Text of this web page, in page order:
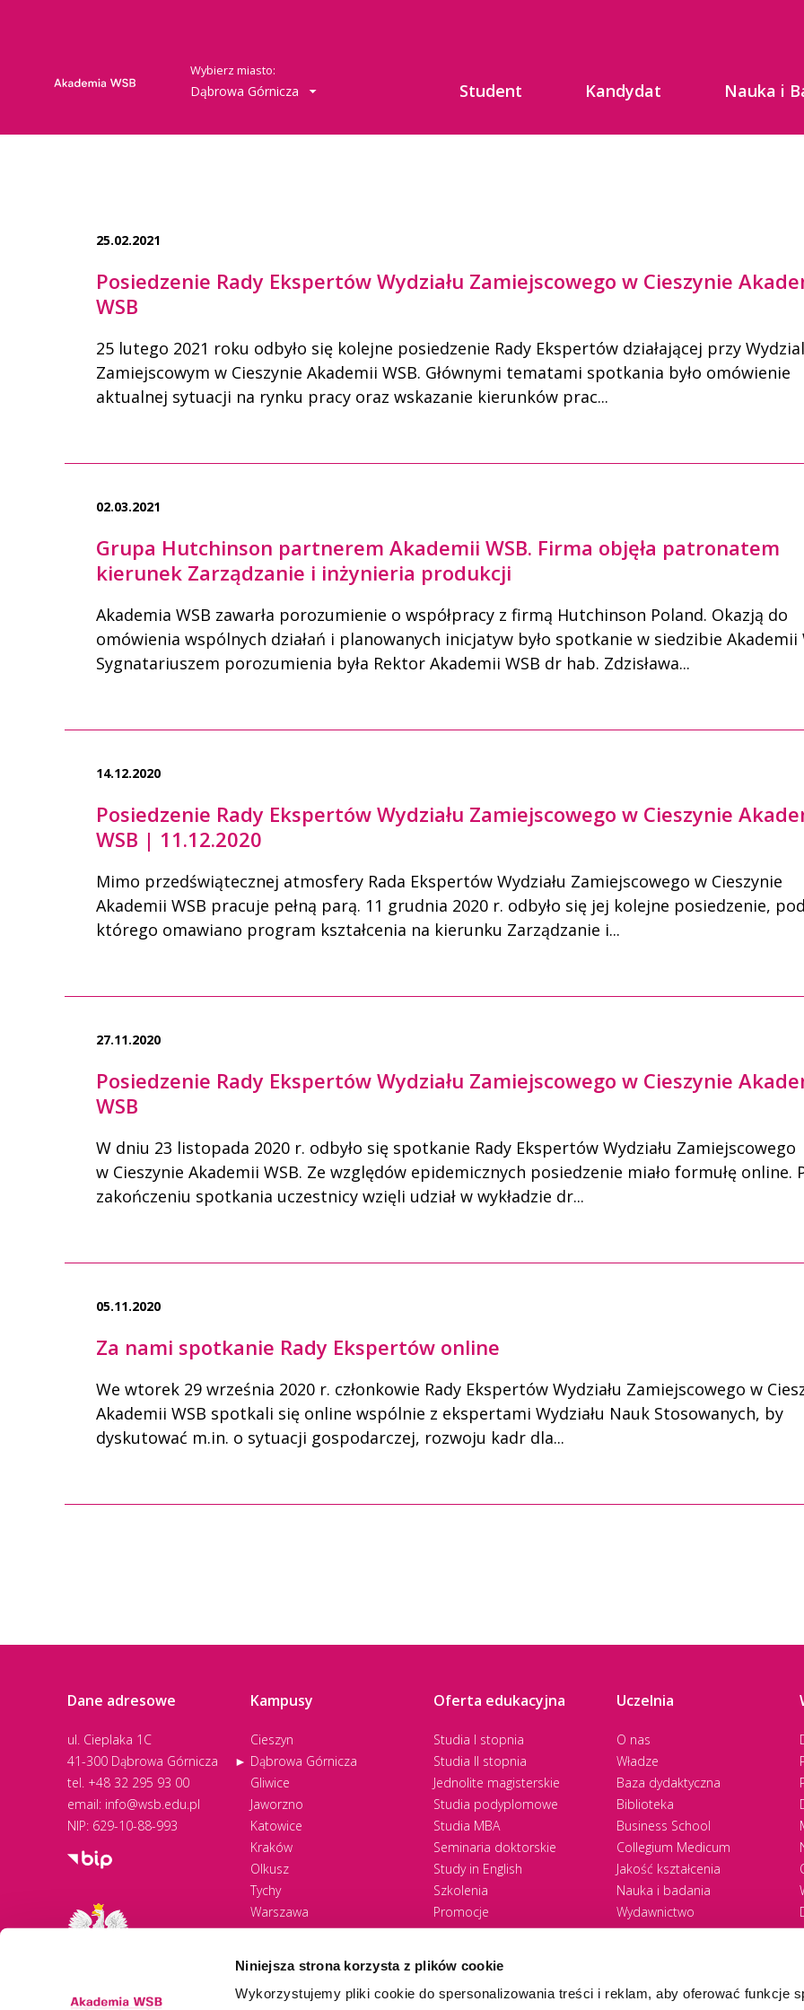
Niniejsza strona korzysta z plików cookie
Wykorzystujemy pliki cookie do spersonalizowania treści i reklam, aby oferować funkcje
Wybierz miasto:
Dąbrowa Górnicza Student Kandydat Nauka i
25.02.2021
Posiedzenie Rady Ekspertów Wydziału Zamiejscowego w Cieszynie
WSB
25 lutego 2021 roku odbyło się kolejne posiedzenie Rady Ekspertów działającej przy
Zamiejscowym w Cieszynie Akademii WSB. Głównymi tematami spotkania było omówienie
aktualnej sytuacji na rynku pracy oraz wskazanie kierunków prac...
02.03.2021
Grupa Hutchinson partnerem Akademii WSB. Firma objęła patronatem
kierunek Zarządzanie i inżynieria produkcji
Akademia WSB zawarła porozumienie o współpracy z firmą Hutchinson Poland. Okazją do
omówienia wspólnych działań i planowanych inicjatyw było spotkanie w siedzibie Akademii
Sygnatariuszem porozumienia była Rektor Akademii WSB dr hab. Zdzisława...
14.12.2020
Posiedzenie Rady Ekspertów Wydziału Zamiejscowego w Cieszynie
WSB | 11.12.2020
Mimo przedświątecznej atmosfery Rada Ekspertów Wydziału Zamiejscowego w Cieszynie
Akademii WSB pracuje pełną parą. 11 grudnia 2020 r. odbyło się jej kolejne posiedzenie,
którego omawiano program kształcenia na kierunku Zarządzanie i...
27.11.2020
Posiedzenie Rady Ekspertów Wydziału Zamiejscowego w Cieszynie
WSB
W dniu 23 listopada 2020 r. odbyło się spotkanie Rady Ekspertów Wydziału Zamiejscowego
w Cieszynie Akademii WSB. Ze względów epidemicznych posiedzenie miało formułę online.
zakończeniu spotkania uczestnicy wzięli udział w wykładzie dr...
05.11.2020
Za nami spotkanie Rady Ekspertów online
We wtorek 29 września 2020 r. członkowie Rady Ekspertów Wydziału Zamiejscowego w
Akademii WSB spotkali się online wspólnie z ekspertami Wydziału Nauk Stosowanych, by
dyskutować m.in. o sytuacji gospodarczej, rozwoju kadr dla...
Dane adresowe
ul. Cieplaka 1C
41-300 Dąbrowa Górnicza
tel. +48 32 295 93 00
email: info@wsb.edu.pl
NIP: 629-10-88-993
Kampusy
Cieszyn
Dąbrowa Górnicza
Gliwice
Jaworzno
Katowice
Kraków
Olkusz
Tychy
Warszawa
Zawiercie
Oferta edukacyjna
Studia I stopnia
Studia II stopnia
Jednolite magisterskie
Studia podyplomowe
Studia MBA
Seminaria doktorskie
Study in English
Szkolenia
Promocje
Zasady rekrutacji
Uczelnia
O nas
Władze
Baza dydaktyczna
Biblioteka
Business School
Collegium Medicum
Jakość kształcenia
Nauka i badania
Wydawnictwo
Zrównoważony rozwój